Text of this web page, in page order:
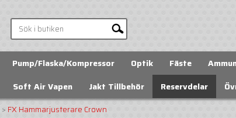
Pump/Flaska/Kompressor Optik Fäste
Soft Air Vapen Jakt Tillbehör Reservdelar
> FX Hammarjusterare Crown